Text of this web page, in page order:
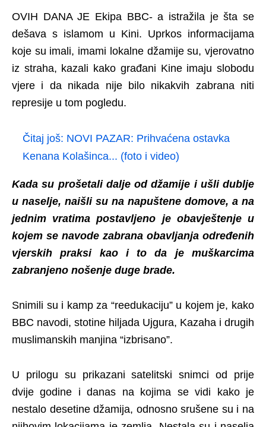
OVIH DANA JE Ekipa BBC- a istražila je šta se
dešava s islamom u Kini. Uprkos informacijama
koje su imali, imami lokalne džamije su, vjerovatno
iz straha, kazali kako građani Kine imaju slobodu
vjere i da nikada nije bilo nikakvih zabrana niti
represije u tom pogledu.
Čitaj još: NOVI PAZAR: Prihvaćena ostavka
Kenana Kolašinca... (foto i video)
Kada su prošetali dalje od džamije i ušli dublje
u naselje, naišli su na napuštene domove, a na
jednim vratima postavljeno je obavještenje u
kojem se navode zabrana obavljanja određenih
vjerskih praksi kao i to da je muškarcima
zabranjeno nošenje duge brade.
Snimili su i kamp za “reedukaciju” u kojem je, kako
BBC navodi, stotine hiljada Ujgura, Kazaha i drugih
muslimanskih manjina “izbrisano”.
U prilogu su prikazani satelitski snimci od prije
dvije godine i danas na kojima se vidi kako je
nestalo desetine džamija, odnosno srušene su i na